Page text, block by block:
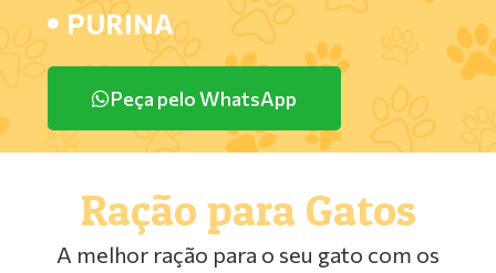
PURINA
Peça pelo WhatsApp
Ração para Gatos
A melhor ração para o seu gato com os